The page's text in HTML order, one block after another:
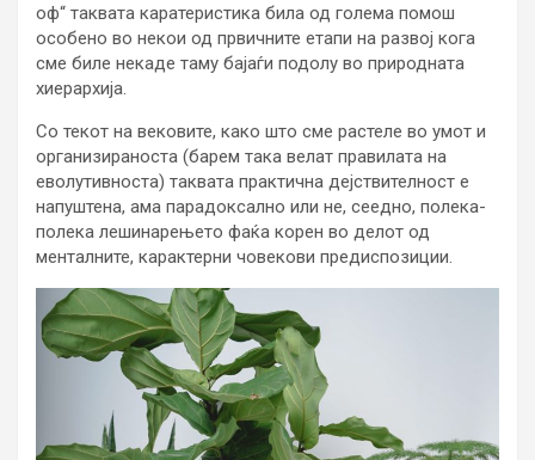
оф“ таквата каратеристика била од голема помош
особено во некои од првичните етапи на развој кога
сме биле некаде таму бајаѓи подолу во природната
хиерархија.
Со текот на вековите, како што сме растеле во умот и
организираноста (барем така велат правилата на
еволутивноста) таквата практична дејствителност е
напуштена, ама парадоксално или не, сеедно, полека-
полека лешинарењето фаќа корен во делот од
менталните, карактерни човекови предиспозиции.